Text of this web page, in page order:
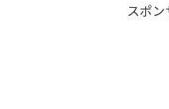
スポン